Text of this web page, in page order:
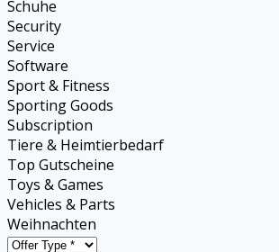
Schuhe
Security
Service
Software
Sport & Fitness
Sporting Goods
Subscription
Tiere & Heimtierbedarf
Top Gutscheine
Toys & Games
Vehicles & Parts
Weihnachten